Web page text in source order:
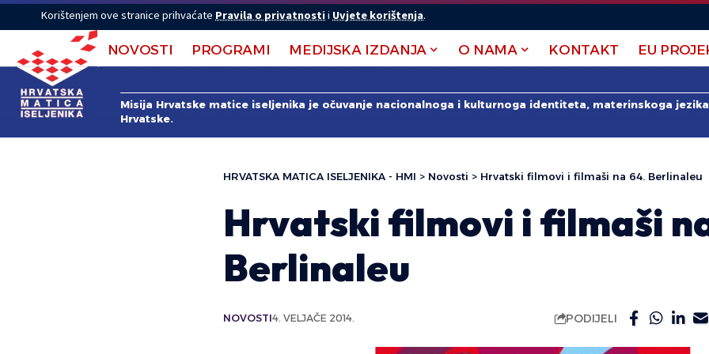
Korištenjem ove stranice prihvaćate Pravila o privatnostii Uvjete korištenja.
NOVOSTI PROGRAMI MEDIJSKA IZDANJA O NAMA KONTAKT EU
Misija Hrvatske matice iseljenika je očuvanje nacionalnoga i kulturnoga identiteta, materinskoga
Hrvatske.
HRVATSKA MATICA ISELJENIKA - HMI > Novosti > Hrvatski filmovi i filmaši na 64. Berlinaleu
Hrvatski filmovi i filmaši
Berlinaleu
NOVOSTI4. VELJAČE 2014. PODIJELI